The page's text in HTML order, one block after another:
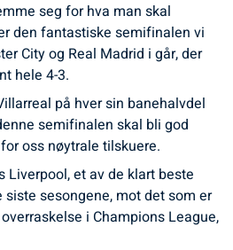
seg for hva man skal
den fantastiske semifinalen vi
City og Real Madrid i går, der
hele 4-3.
på hver sin banehalvdel
semifinalen skal bli god
oss nøytrale tilskuere.
Liverpool, et av de klart beste
siste sesongene, mot det som er
i Champions League,